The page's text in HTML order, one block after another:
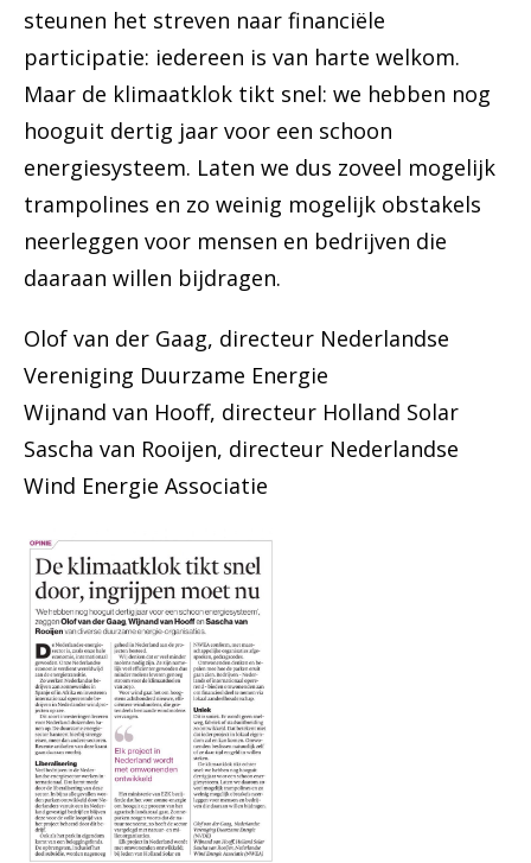
steunen het streven naar financiële
participatie: iedereen is van harte welkom.
Maar de klimaatklok tikt snel: we hebben nog
hooguit dertig jaar voor een schoon
energiesysteem. Laten we dus zoveel mogelijk
trampolines en zo weinig mogelijk obstakels
neerleggen voor mensen en bedrijven die
daaraan willen bijdragen.
Olof van der Gaag, directeur Nederlandse
Vereniging Duurzame Energie
Wijnand van Hooff, directeur Holland Solar
Sascha van Rooijen, directeur Nederlandse
Wind Energie Associatie